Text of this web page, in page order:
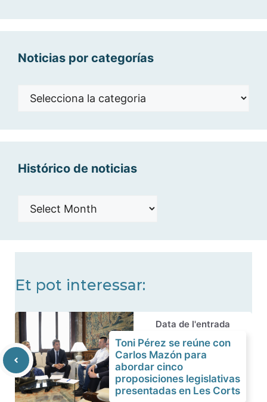
Noticias por categorías
Noticias
Histórico de noticias
Histórico
Et pot interessar:
Data de l'entrada
Toni Pérez se reúne con
Carlos Mazón para
abordar cinco
proposiciones legislativas
presentadas en Les Corts